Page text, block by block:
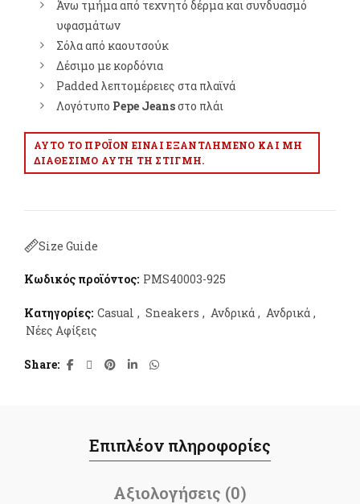
Άνω τμήμα από τεχνητό δέρμα και συνδυασμό
υφασμάτων
Σόλα από καουτσούκ
Δέσιμο με κορδόνια
Padded λεπτομέρειες στα πλαϊνά
Λογότυπο Pepe Jeansστο πλάι
ΑΥΤΌ ΤΟ ΠΡΟΪΌΝ ΕΊΝΑΙ ΕΞΑΝΤΛΗΜΈΝΟ ΚΑΙ ΜΗ
ΔΙΑΘΈΣΙΜΟ ΑΥΤΉ ΤΗ ΣΤΙΓΜΉ.
Size Guide
Κωδικός προϊόντος: PMS40003-925
Κατηγορίες: Casual , Sneakers , Ανδρικά , Ανδρικά ,
Νέες Αφίξεις
Share
Επιπλέον πληροφορίες
Αξιολογήσεις (0)